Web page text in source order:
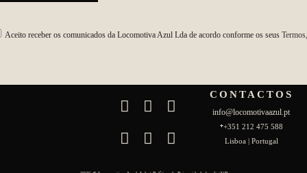
Aceito receber os comunicados da Locomotiva Azul Lda de acordo conforme os seus
CONTACTOS
info@locomotivaazul.pt
++351 212 475 588
Lisboa | Portugal